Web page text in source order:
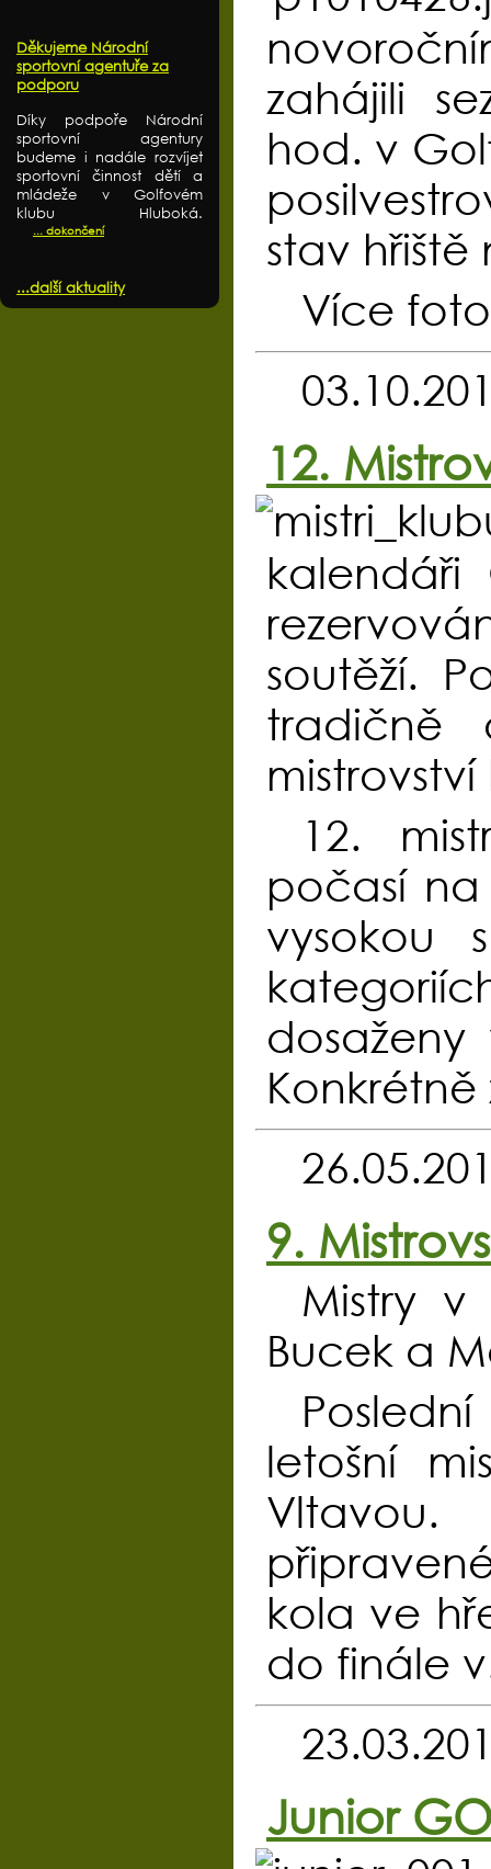
Děkujeme Národní
sportovní agentuře za
podporu
Díky podpoře Národní
sportovní agentury
budeme i nadále rozvíjet
sportovní činnost dětí a
mládeže v Golfovém
klubu Hluboká.
... dokončení
...další aktuality
zahájili
hod. v
stav hřiště
Více
12.
soutěží.
tradičně
12.
počasí na
vysokou
Konkrétně
9.
Mistry
Bucek a
letošní
kola ve
do finále
Junior